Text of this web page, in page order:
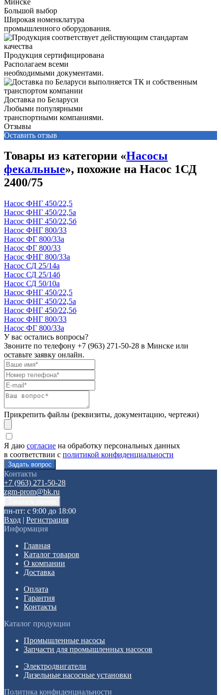
Большой выбор
Широкая номенклатура
промышленного оборудования.
Продукция сертифицирована
Располагаем всеми
необходимыми документами.
Доставка по Беларуси
Любыми популярными
транспортными компаниями.
Отзывы
Оставить отзыв
Товары из категории «Насосы
фекальные», похожие на Насос 1СД
2400/75
Насос ФНГ 450/22,5
Насос ФНГ 450/22,5а
Насос ФНГ 450/22,5б
Насос ФНГ 800/33
Насос ФГ 800/33а
Насос ФГ 800/33
Насос ФНГ 800/33а
Насос СД 25/14а
Насос СД 25/14б
Насос СД 50/10а
Насос ФНГ 450/22,5
Насос ФНГ 450/22,5а
Насос ФНГ 450/22,5б
Насос ФНГ 800/33
Насос ФГ 800/33а
У вас остались вопросы?
Звоните по телефону +7 (963) 271-50-28 в Минске или
оставьте заявку онлайн.
Прикрепить файлы (реквизиты, документацию, чертежи)
Я даю согласие на обработку персональных данных
в соответствии с политикой конфиденциальности
Контакты
+7 (963) 271-50-28
zgm-prom@bk.ru
пн-пт: с 9:00 до 18:00
Вход | Регистрация
Информация
Главная
Каталог товаров
О компании
Доставка
Оплата
Гарантия
Контакты
Каталог продукции
Промышленные насосы
Запчасти для промышленных насосов
Электродвигатели
Дизельные насосные установки
Политика конфиденциальности